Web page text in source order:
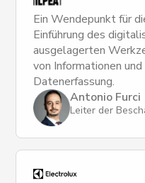
Ein Wendepunkt für
Einführung des
ausgelagerten
von Informationen
Datenerfassung.
Antonio Furci
Leiter der